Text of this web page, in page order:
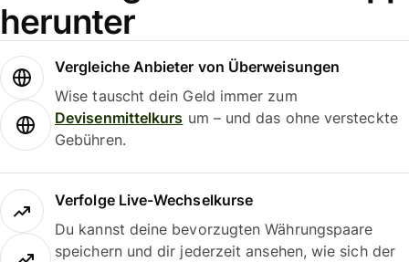
herunter
Vergleiche Anbieter von Überweisungen
Wise tauscht dein Geld immer zum
Devisenmittelkurs um – und das ohne versteckte
Gebühren.
Verfolge Live-Wechselkurse
Du kannst deine bevorzugten Währungspaare
speichern und dir jederzeit ansehen, wie sich der